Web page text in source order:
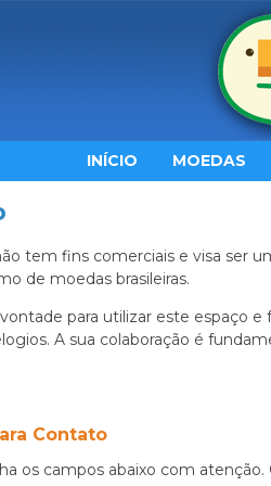
INÍCIO MOEDAS
tem fins comerciais e visa ser
de moedas brasileiras.
para utilizar este espaço
A sua colaboração é
Contato
os campos abaixo com